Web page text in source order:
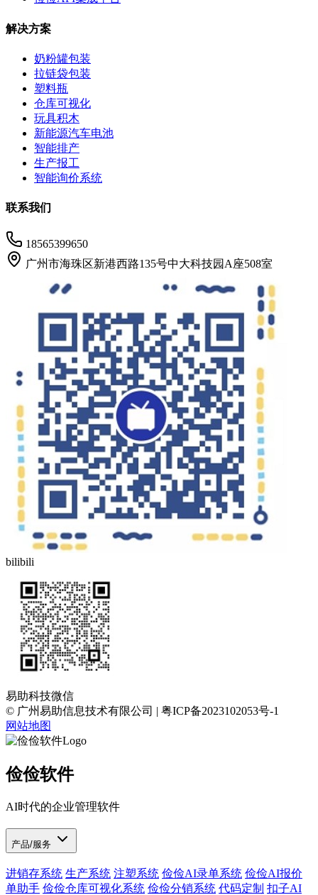
解决方案
奶粉罐包装
拉链袋包装
塑料瓶
仓库可视化
玩具积木
新能源汽车电池
智能排产
生产报工
智能询价系统
联系我们
18565399650
广州市海珠区新港西路135号中大科技园A座508室
bilibili
易助科技微信
© 广州易助信息技术有限公司 | 粤ICP备2023102053号-1
网站地图
俭俭软件
AI时代的企业管理软件
产品/服务
进销存系统 生产系统 注塑系统 俭俭AI录单系统 俭俭AI报价
单助手 俭俭仓库可视化系统 俭俭分销系统 代码定制 扣子AI